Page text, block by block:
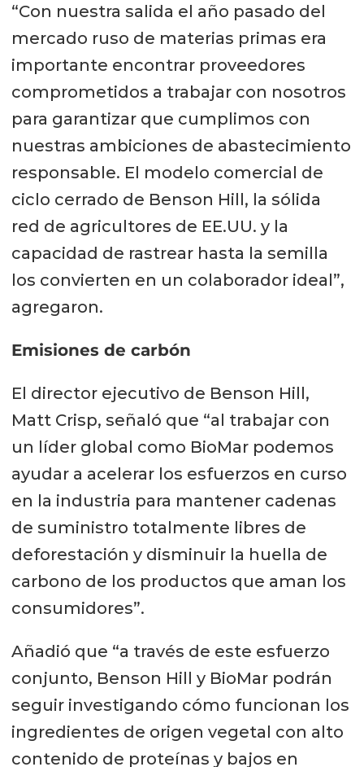
“Con nuestra salida el año pasado del
mercado ruso de materias primas era
importante encontrar proveedores
comprometidos a trabajar con nosotros
para garantizar que cumplimos con
nuestras ambiciones de abastecimiento
responsable. El modelo comercial de
ciclo cerrado de Benson Hill, la sólida
red de agricultores de EE.UU. y la
capacidad de rastrear hasta la semilla
los convierten en un colaborador ideal”,
agregaron.
Emisiones de carbón
El director ejecutivo de Benson Hill,
Matt Crisp, señaló que “al trabajar con
un líder global como BioMar podemos
ayudar a acelerar los esfuerzos en curso
en la industria para mantener cadenas
de suministro totalmente libres de
deforestación y disminuir la huella de
carbono de los productos que aman los
consumidores”.
Añadió que “a través de este esfuerzo
conjunto, Benson Hill y BioMar podrán
seguir investigando cómo funcionan los
ingredientes de origen vegetal con alto
contenido de proteínas y bajos en